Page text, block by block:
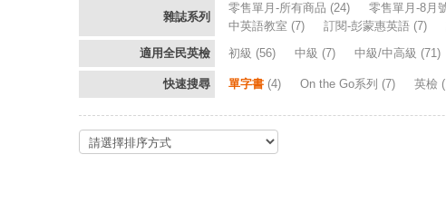
雜誌系列
零售單月-所有商品 (24) 零售單月-8月
中英語教室 (7) 訂閱-彭蒙惠英語 (7)
適用全民英檢
初級 (56) 中級 (7) 中級/中高級 (71)
快速搜尋 單字書 (4) On the Go系列 (7) 英檢